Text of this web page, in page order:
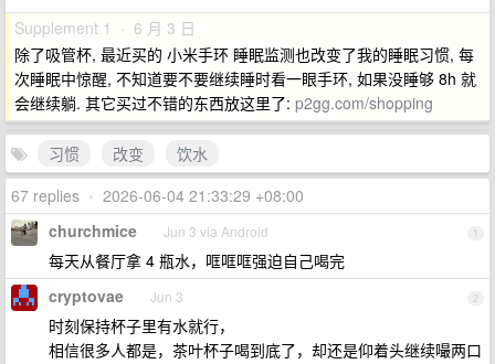
Supplement 1 · 6 月 3 日
除了吸管杯, 最近买的 小米手环 睡眠监测也改变了我的睡眠习惯, 每
次睡眠中惊醒, 不知道要不要继续睡时看一眼手环, 如果没睡够 8h 就
会继续躺. 其它买过不错的东西放这里了: p2gg.com/shopping
习惯 改变
饮水
67 replies • 2026-06-04 21:33:29 +08:00
1
churchmice Jun 3 via Android
每天从餐厅拿 4 瓶水，哐哐哐强迫自己喝完
2
cryptovae Jun 3
时刻保持杯子里有水就行，
相信很多人都是，茶叶杯子喝到底了，却还是仰着头继续嘬两口